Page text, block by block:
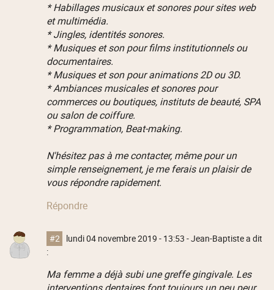
* Habillages musicaux et sonores pour sites web
et multimédia.
* Jingles, identités sonores.
* Musiques et son pour films institutionnels ou
documentaires.
* Musiques et son pour animations 2D ou 3D.
* Ambiances musicales et sonores pour
commerces ou boutiques, instituts de beauté, SPA
ou salon de coiffure.
* Programmation, Beat-making.
N'hésitez pas à me contacter, même pour un
simple renseignement, je me ferais un plaisir de
vous répondre rapidement.
Répondre
#2 lundi 04 novembre 2019 - 13:53 - Jean-Baptiste a dit
:
Ma femme a déjà subi une greffe gingivale. Les